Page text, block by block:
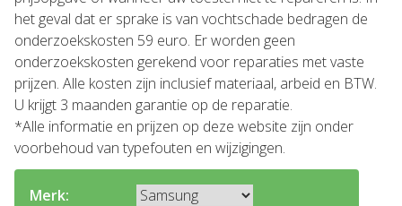
het geval dat er sprake is van vochtschade bedragen de
onderzoekskosten 59 euro. Er worden geen
onderzoekskosten gerekend voor reparaties met vaste
prijzen. Alle kosten zijn inclusief materiaal, arbeid en BTW.
U krijgt 3 maanden garantie op de reparatie.
*Alle informatie en prijzen op deze website zijn onder
voorbehoud van typefouten en wijzigingen.
Merk: